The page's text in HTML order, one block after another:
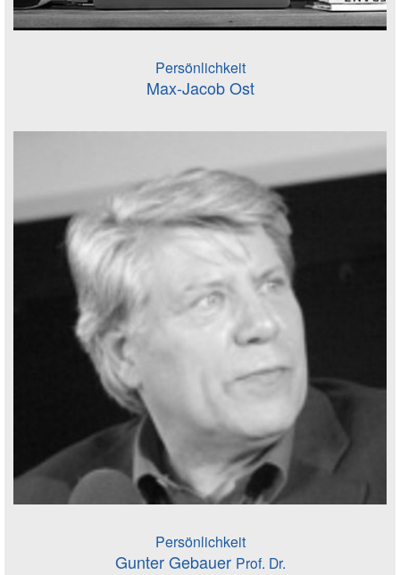
Persönlichkeit
Max-Jacob Ost
Persönlichkeit
Gunter Gebauer Prof. Dr.